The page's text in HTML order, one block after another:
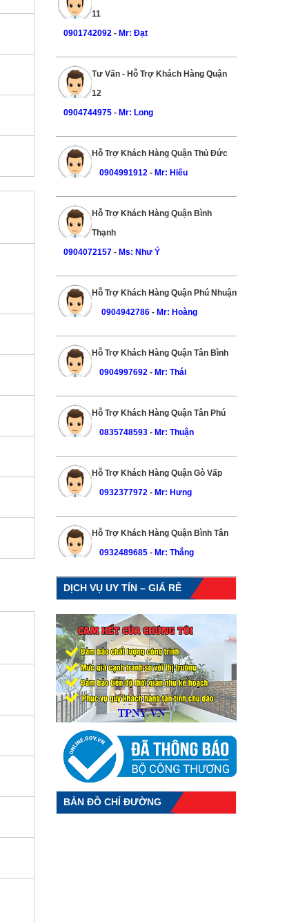
11
0901742092 - Mr: Đạt
Tư Vấn - Hỗ Trợ Khách Hàng Quận
12
0904744975- Mr: Long
Hỗ Trợ Khách Hàng Quận Thủ Đức
0904991912 - Mr: Hiếu
Hỗ Trợ Khách Hàng Quận Bình
Thạnh
0904072157- Ms: Như Ý
Hỗ Trợ Khách Hàng Quận Phú Nhuận
0904942786 - Mr: Hoàng
Hỗ Trợ Khách Hàng Quận Tân Bình
0904997692 - Mr: Thái
Hỗ Trợ Khách Hàng Quận Tân Phú
0835748593 - Mr: Thuận
Hỗ Trợ Khách Hàng Quận Gò Vấp
0932377972 - Mr: Hưng
Hỗ Trợ Khách Hàng Quận Bình Tân
0932489685 - Mr: Thắng
DỊCH VỤ UY TÍN – GIÁ RẺ
BẢN ĐỒ CHỈ ĐƯỜNG